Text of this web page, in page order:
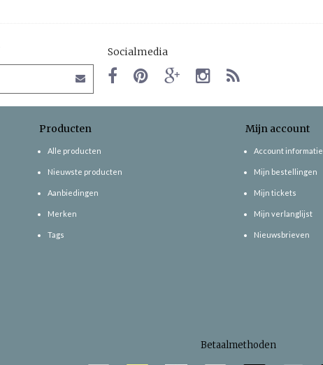
Socialmedia
Producten
Alle producten
Nieuwste producten
Aanbiedingen
Merken
Tags
Mijn account
Account informatie
Mijn bestellingen
Mijn tickets
Mijn verlanglijst
Nieuwsbrieven
Betaalmethoden